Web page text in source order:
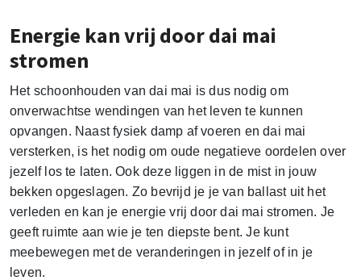
Energie kan vrij door dai mai
stromen
Het schoonhouden van dai mai is dus nodig om
onverwachtse wendingen van het leven te kunnen
opvangen. Naast fysiek damp af voeren en dai mai
versterken, is het nodig om oude negatieve oordelen over
jezelf los te laten. Ook deze liggen in de mist in jouw
bekken opgeslagen. Zo bevrijd je je van ballast uit het
verleden en kan je energie vrij door dai mai stromen. Je
geeft ruimte aan wie je ten diepste bent. Je kunt
meebewegen met de veranderingen in jezelf of in je
leven.